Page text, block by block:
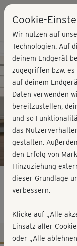
Kursvorschau - Jetzt
Plus Size 2 -
Cookie-
Wir nutzen auf
Technologien. Auf
deinem Endgerät
zugegriffen bzw.
auf deinem
Daten verwenden
bereitzustellen,
und so
das
gestalten.
den Erfolg von
Hinzuziehung
dieser Grundlage
verbessern.
Klicke auf „Alle
Einsatz aller
oder „Alle